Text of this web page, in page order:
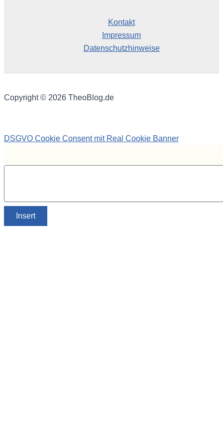
Kontakt
Impressum
Datenschutzhinweise
Copyright © 2026 TheoBlog.de
DSGVO Cookie Consent mit Real Cookie Banner
Insert